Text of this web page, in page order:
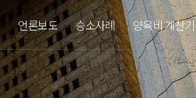
언론보도 승소사례 양육비 계산기